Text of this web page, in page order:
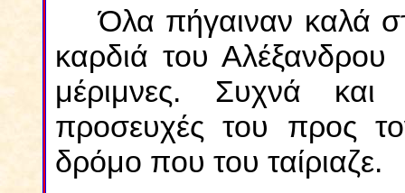
Όλα πήγαιναν καλά
καρδιά του Αλέξανδρου
μέριμνες. Συχνά
προσευχές του προς
δρόμο που του ταίριαζε.